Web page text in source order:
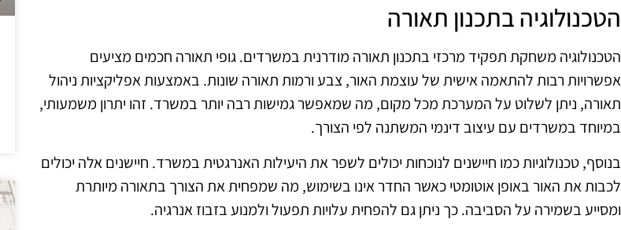
הטכנולוגיה בתכנון תאורה
הטכנולוגיה משחקת תפקיד מרכזי בתכנון תאורה מודרנית במשרדים. גופי תאורה חכמים מציעים
אפשרויות רבות להתאמה אישית של עוצמת האור, צבע ורמות תאורה שונות. באמצעות אפליקציות ניהול
תאורה, ניתן לשלוט על המערכת מכל מקום, מה שמאפשר גמישות רבה יותר במשרד. זהו יתרון משמעותי,
במיוחד במשרדים עם עיצוב דינמי המשתנה לפי הצורך.
בנוסף, טכנולוגיות כמו חיישנים לנוכחות יכולים לשפר את היעילות האנרגטית במשרד. חיישנים אלה יכולים
לכבות את האור באופן אוטומטי כאשר החדר אינו בשימוש, מה שמפחית את הצורך בתאורה מיותרת
ומסייע בשמירה על הסביבה. כך ניתן גם להפחית עלויות תפעול ולמנוע בזבוז אנרגיה.